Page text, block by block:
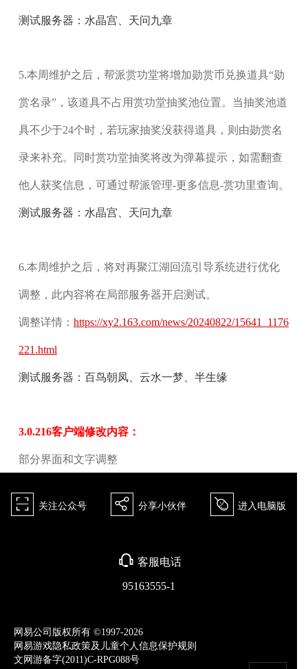
测试服务器： 水晶宫 天问九章
5.本周维护之后，帮派赏功堂将增加勋赏币兑换道具“勋
赏名录”，该道具不占用赏功堂抽奖池位置。当抽奖池道
具不少于24个时，若玩家抽奖没获得道具，则由勋赏名
录来补充。同时赏功堂抽奖将改为弹幕提示，如需翻查
他人获奖信息，可通过帮派管理-更多信息-赏功里查询。
测试服务器： 水晶宫 天问九章
6.本周维护之后，将对再聚江湖回流引导系统进行优化
调整，此内容将在局部服务器开启测试。
调整详情： https://xy2.163.com/news/20240822/15641_1176
221.html
测试服务器： 百鸟朝凤、 云水一梦、 半生缘
3.0.216客户端修改内容：
部分界面和文字调整
򰀁 关注公众号 򰀂 分享小伙伴 򰀄 进入电脑版
򰀃 客服电话
95163555-1
网易公司版权所有 ©1997-2026
网易游戏隐私政策及儿童个人信息保护规则
文网游备字(2011)C-RPG088号